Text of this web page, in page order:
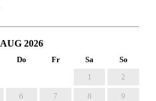
AUG 2026
1 2
6 7 8 9